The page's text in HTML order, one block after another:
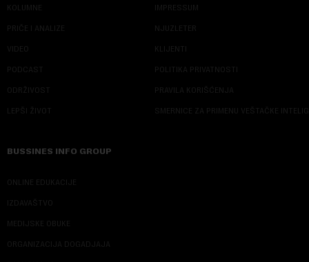
KOLUMNE
PRIČE I ANALIZE
VIDEO
PODCAST
ODRŽIVOST
LEPŠI ŽIVOT
IMPRESSUM
NJUZLETER
KLIJENTI
POLITIKA PRIVATNOSTI
PRAVILA KORIŠĆENJA
SMERNICE ZA PRIMENU VEŠTAČKE
BUSSINES INFO GROUP
ONLINE EDUKACIJE
IZDAVAŠTVO
MEDIJSKE OBUKE
ORGANIZACIJA DOGADJAJA